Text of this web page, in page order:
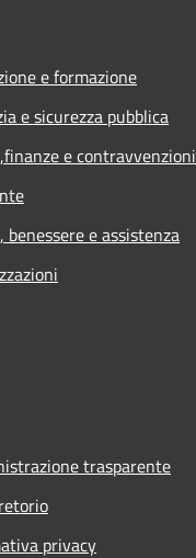
e formazione
e sicurezza pubblica
e contravvenzioni
benessere e assistenza
trasparente
privacy